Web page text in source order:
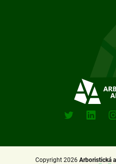
Sociální
sitě
X
Copyright 2026 Arboristická